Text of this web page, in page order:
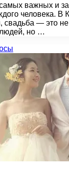
важных и
человека. В
свадьба — это
но …